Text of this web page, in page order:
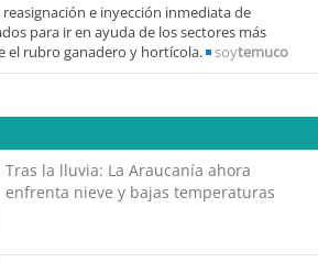
e inyección inmediata de
para ir en ayuda de los sectores más
el rubro ganadero y hortícola.
soytemuco
Tras la lluvia: La Araucanía ahora
enfrenta nieve y bajas temperaturas